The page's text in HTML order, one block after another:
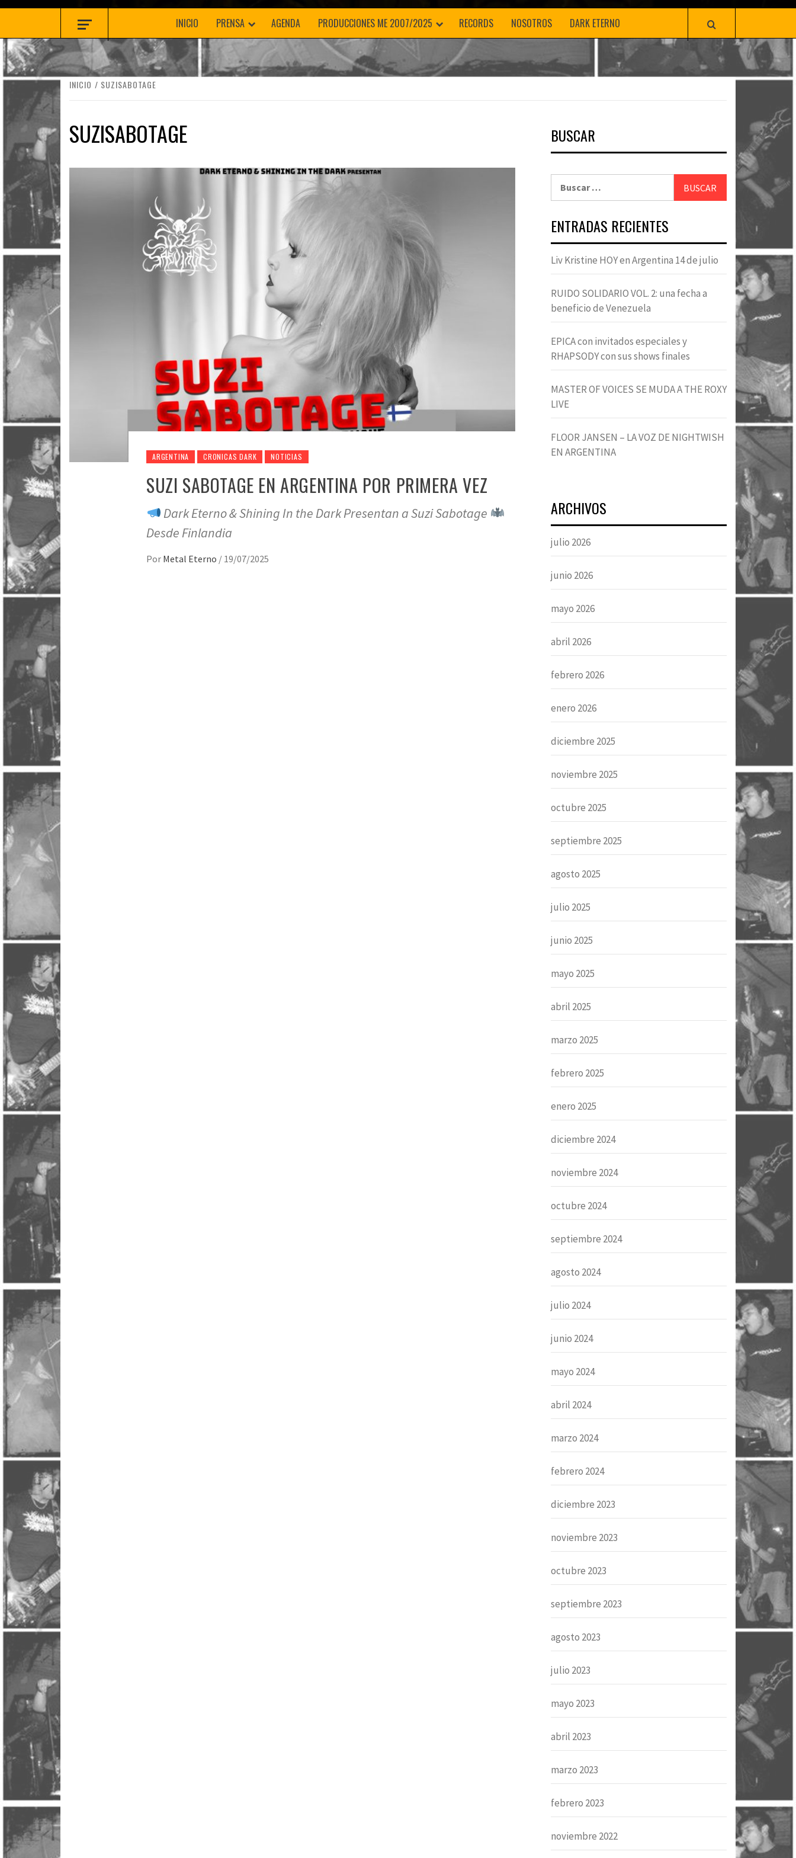
INICIO PRENSA AGENDA PRODUCCIONES ME 2007/2025 RECORDS NOSOTROS DARK ETERNO
INICIO SUZISABOTAGE
SUZISABOTAGE
ARGENTINA CRONICAS DARK NOTICIAS
SUZI SABOTAGE EN ARGENTINA POR PRIMERA VEZ
Dark Eterno & Shining In the Dark Presentan a Suzi Sabotage
Desde Finlandia
Por Metal Eterno / 19/07/2025
BUSCAR
ENTRADAS RECIENTES
Liv Kristine HOY en Argentina 14 de julio
RUIDO SOLIDARIO VOL. 2: una fecha a
beneficio de Venezuela
EPICA con invitados especiales y
RHAPSODY con sus shows finales
MASTER OF VOICES SE MUDA A THE ROXY
LIVE
FLOOR JANSEN – LA VOZ DE NIGHTWISH
EN ARGENTINA
ARCHIVOS
julio 2026
junio 2026
mayo 2026
abril 2026
febrero 2026
enero 2026
diciembre 2025
noviembre 2025
octubre 2025
septiembre 2025
agosto 2025
julio 2025
junio 2025
mayo 2025
abril 2025
marzo 2025
febrero 2025
enero 2025
diciembre 2024
noviembre 2024
octubre 2024
septiembre 2024
agosto 2024
julio 2024
junio 2024
mayo 2024
abril 2024
marzo 2024
febrero 2024
diciembre 2023
noviembre 2023
octubre 2023
septiembre 2023
agosto 2023
julio 2023
mayo 2023
abril 2023
marzo 2023
febrero 2023
noviembre 2022